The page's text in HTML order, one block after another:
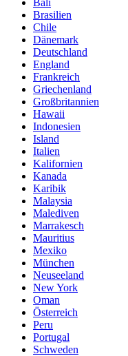
Bali
Brasilien
Chile
Dänemark
Deutschland
England
Frankreich
Griechenland
Großbritannien
Hawaii
Indonesien
Island
Italien
Kalifornien
Kanada
Karibik
Malaysia
Malediven
Marrakesch
Mauritius
Mexiko
München
Neuseeland
New York
Oman
Österreich
Peru
Portugal
Schweden